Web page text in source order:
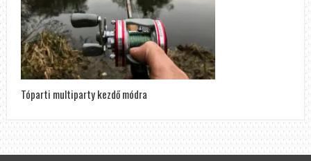
Tóparti multiparty kezdő módra